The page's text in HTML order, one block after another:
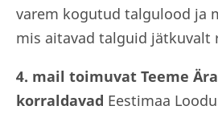
varem kogutud talgulood ja
mis aitavad talguid jätkuvalt
4. mail toimuvat Teeme
korraldavad Eestimaa